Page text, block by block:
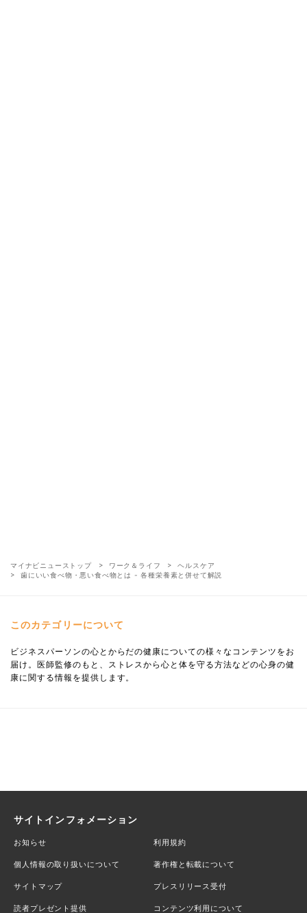
マイナビニューストップ ワーク＆ライフ
ヘルスケア
歯にいい食べ物・悪い食べ物とは - 各種栄養素と併せて解説
このカテゴリーについて
ビジネスパーソンの心とからだの健康についての様々なコンテンツをお
届け。医師監修のもと、ストレスから心と体を守る方法などの心身の健
康に関する情報を提供します。
サイトインフォメーション
お知らせ 利用規約
個人情報の取り扱いについて 著作権と転載について
サイトマップ プレスリリース受付
読者プレゼント提供 コンテンツ利用について